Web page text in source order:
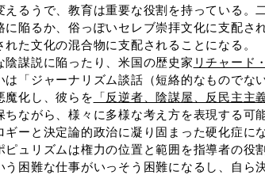
えるうで、教育は重要な役割を持っている。
陥るか、俗っぽいセレブ崇拝文化に支配され
た文化の混合物に支配されることになる。
陰謀説に陥ったり、米国の歴史家 リチャード
「ジャーナリズム談話（短絡的なもので
魔化し、彼らを 「反逆者、陰謀屋、反民主主
ながら、様々に多様な考え方を表現する可
ーと決定論的政治に凝り固まった硬化症にな
ュリズムは権力の位置と範囲を指導者の役
困難な仕事がいっそう困難になるし、自ら